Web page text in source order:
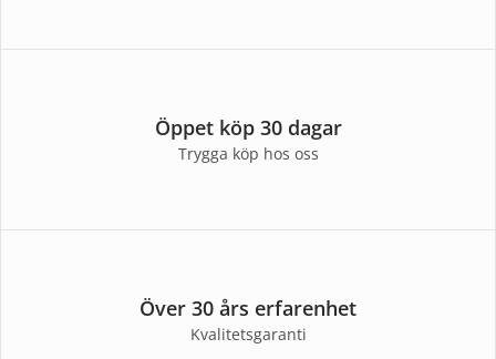
Öppet köp 30 dagar
Trygga köp hos oss
Över 30 års erfarenhet
Kvalitetsgaranti